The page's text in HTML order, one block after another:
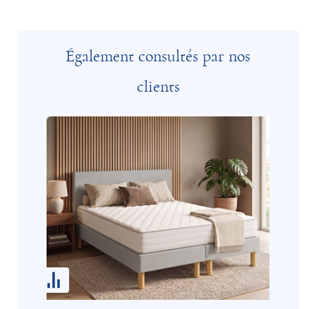
Également consultés par nos
clients